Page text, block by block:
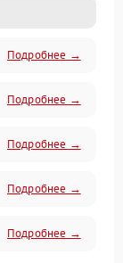
Подробнее →
Подробнее →
Подробнее →
Подробнее →
Подробнее →